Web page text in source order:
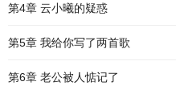
第4章 云小曦的疑惑
第5章 我给你写了两首歌
第6章 老公被人惦记了